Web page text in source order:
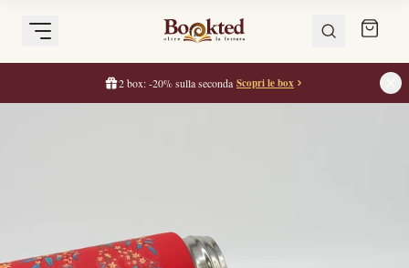
2 box: -20% sulla seconda Scopri le box